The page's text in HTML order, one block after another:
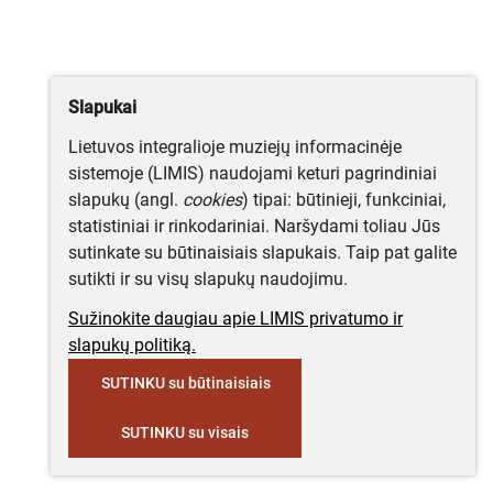
Slapukai
Lietuvos integralioje muziejų informacinėje
sistemoje (LIMIS) naudojami keturi pagrindiniai
slapukų (angl. cookies) tipai: būtinieji, funkciniai,
statistiniai ir rinkodariniai. Naršydami toliau Jūs
sutinkate su būtinaisiais slapukais. Taip pat galite
sutikti ir su visų slapukų naudojimu.
Sužinokite daugiau apie LIMIS privatumo ir
slapukų politiką.
SUTINKU su būtinaisiais
SUTINKU su visais